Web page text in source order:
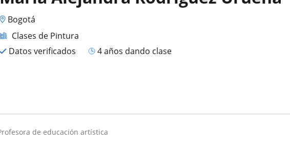
Bogotá
Clases de Pintura
Datos verificados
4 años dando clase
profesora de educación artística